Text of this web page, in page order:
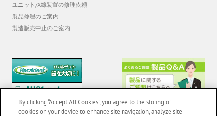
ユニット/X線装置の修理依頼
製品修理のご案内
製造販売中止のご案内
By clicking “Accept All Cookies”, you agree to the storing of
cookies on your device to enhance site navigation, analyze site